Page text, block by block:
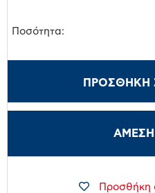
Ποσότητα:
ΠΡΟΣΘΉΚΗ
Προσθήκη